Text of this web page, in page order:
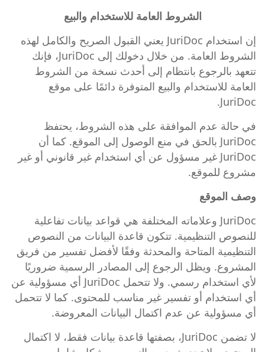
الشروط العامة للاستخدام والبيع
إن استخدام JuriDoc يعني القبول الصريح والكامل لهذه
الشروط العامة. من خلال دخولك إلى JuriDoc، فإنك
تتعهد بالرجوع بانتظام إلى أحدث نسخة من الشروط
العامة للاستخدام والبيع المتوفرة دائمًا على موقع
JuriDoc.
في حالة عدم الموافقة على هذه الشروط، يحتفظ
JuriDoc بالحق في منع الوصول إلى الموقع. كما أن
JuriDoc غير مسؤول عن أي استخدام غير قانوني أو غير
مشروع للموقع.
وصف الموقع
JuriDoc وعلاماته المختلفة هي قواعد بيانات تفاعلية
للنصوص التنظيمية. تتكون قاعدة البيانات من النصوص
التنظيمية المتاحة والمحدثة وفقًا لأفضل تفسير من فريق
المشروع. ويظل الرجوع إلى المصادر الرسمية ضروريًا
لأي استخدام رسمي. ولا تتحمل JuriDoc أي مسؤولية عن
أي استخدام أو تفسير غير مناسب للمحتوى. كما لا تتحمل
أي مسؤولية عن عدم اكتمال البيانات المعروضة.
لا تضمن JuriDoc، بصفتها قاعدة بيانات فقط، لا اكتمال